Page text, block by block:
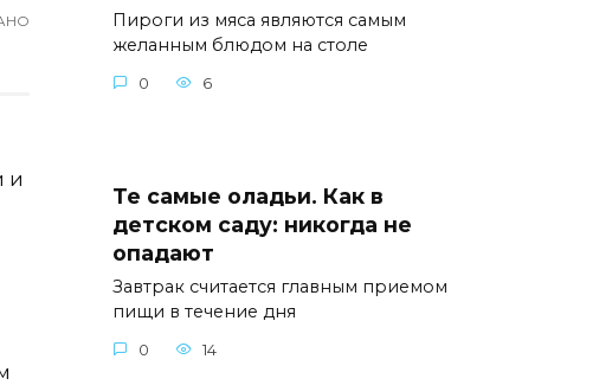
и
Пироги из мяса являются самым
желанным блюдом на столе
0 6
Те самые оладьи. Как в
детском саду: никогда не
опадают
Завтрак считается главным приемом
пищи в течение дня
0 14